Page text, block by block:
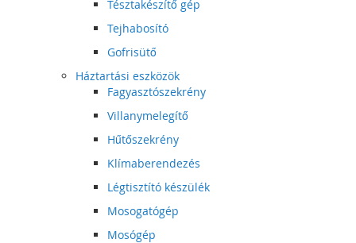
Tésztakészítő gép
Tejhabosító
Gofrisütő
Háztartási eszközök
Fagyasztószekrény
Villanymelegítő
Hűtőszekrény
Klímaberendezés
Légtisztító készülék
Mosogatógép
Mosógép